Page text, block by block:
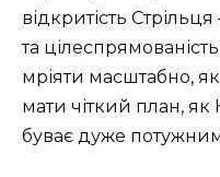
відкритість
та
мріяти масштабно,
мати чіткий план, як
буває дуже